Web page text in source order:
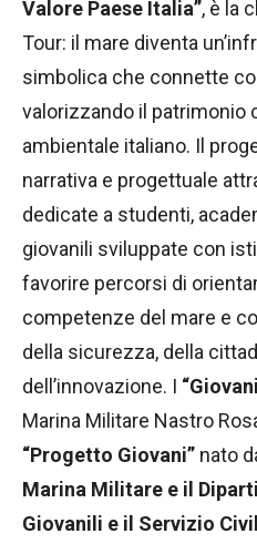
Valore Paese Italia”, è la
Tour: il mare diventa
simbolica che connette
valorizzando il patrimonio
ambientale italiano. Il
narrativa e progettuale
dedicate a studenti,
giovanili sviluppate con
favorire percorsi di
competenze del mare e
della sicurezza, della
dell’innovazione. I
Marina Militare Nastro
“Progetto Giovani” nato
Marina Militare e il
Giovanili e il Servizio